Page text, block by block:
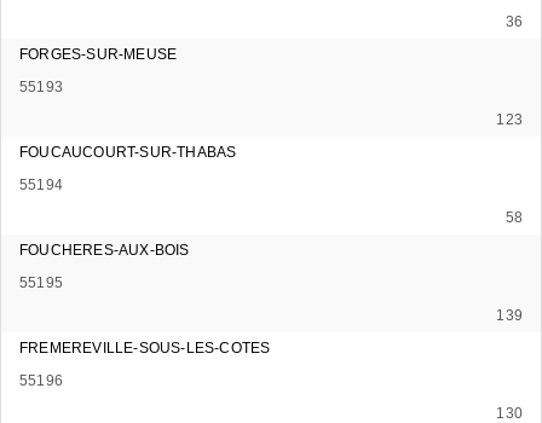
36
FORGES-SUR-MEUSE
55193
123
FOUCAUCOURT-SUR-THABAS
55194
58
FOUCHERES-AUX-BOIS
55195
139
FREMEREVILLE-SOUS-LES-COTES
55196
130